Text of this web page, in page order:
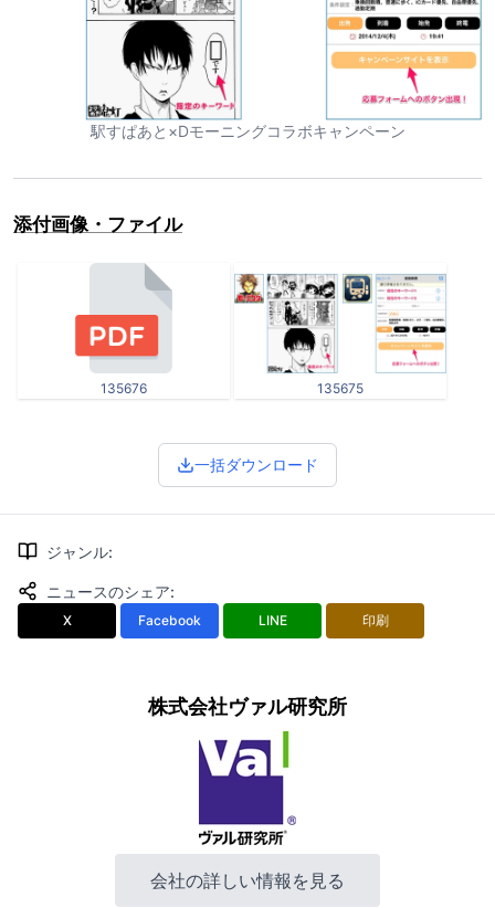
駅すぱあと×Dモーニングコラボキャンペーン
添付画像・ファイル
135676 135675
一括ダウンロード
ジャンル:
ニュースのシェア:
X Facebook LINE 印刷
株式会社ヴァル研究所
会社の詳しい情報を見る